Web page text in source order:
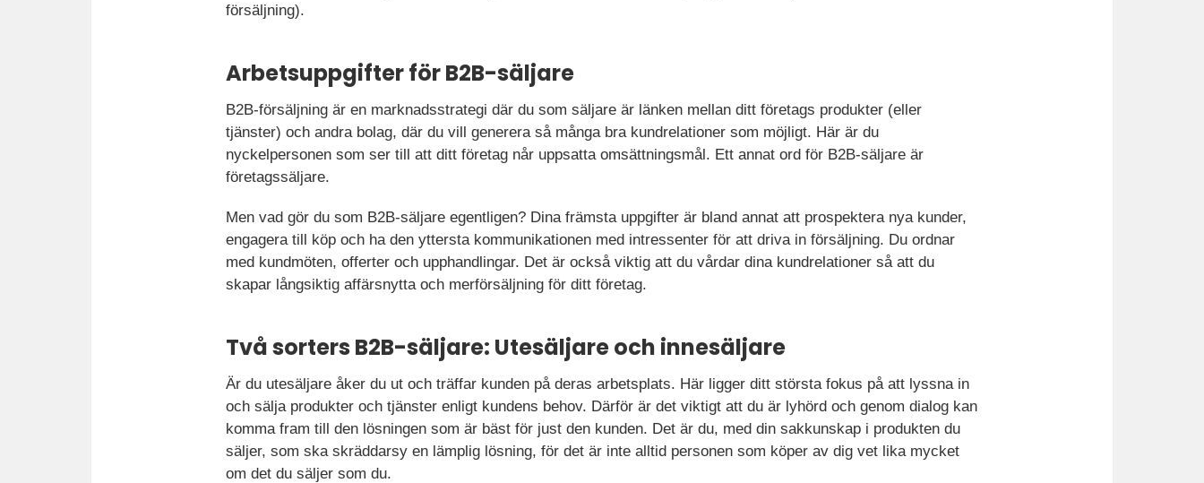
försäljning).
Arbetsuppgifter för B2B-säljare
B2B-försäljning är en marknadsstrategi där du som säljare är länken mellan ditt företags produkter (eller
tjänster) och andra bolag, där du vill generera så många bra kundrelationer som möjligt. Här är du
nyckelpersonen som ser till att ditt företag når uppsatta omsättningsmål. Ett annat ord för B2B-säljare är
företagssäljare.
Men vad gör du som B2B-säljare egentligen? Dina främsta uppgifter är bland annat att prospektera nya kunder,
engagera till köp och ha den yttersta kommunikationen med intressenter för att driva in försäljning. Du ordnar
med kundmöten, offerter och upphandlingar. Det är också viktig att du vårdar dina kundrelationer så att du
skapar långsiktig affärsnytta och merförsäljning för ditt företag.
Två sorters B2B-säljare: Utesäljare och innesäljare
Är du utesäljare åker du ut och träffar kunden på deras arbetsplats. Här ligger ditt största fokus på att lyssna in
och sälja produkter och tjänster enligt kundens behov. Därför är det viktigt att du är lyhörd och genom dialog kan
komma fram till den lösningen som är bäst för just den kunden. Det är du, med din sakkunskap i produkten du
säljer, som ska skräddarsy en lämplig lösning, för det är inte alltid personen som köper av dig vet lika mycket
om det du säljer som du.